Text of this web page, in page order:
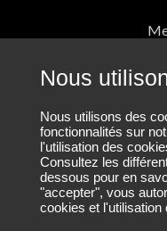
Nous
Nous utilisons des
fonctionnalités sur
l'utilisation des
Consultez les
dessous pour en
"accepter", vous
cookies et l'utilisation
Nous